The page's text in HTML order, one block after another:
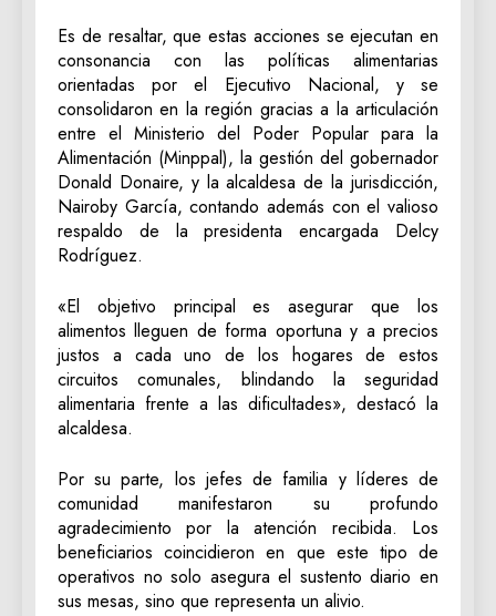
Es de resaltar, que estas acciones se ejecutan en
consonancia con las políticas alimentarias
orientadas por el Ejecutivo Nacional, y se
consolidaron en la región gracias a la articulación
entre el Ministerio del Poder Popular para la
Alimentación (Minppal), la gestión del gobernador
Donald Donaire, y la alcaldesa de la jurisdicción,
Nairoby García, contando además con el valioso
respaldo de la presidenta encargada Delcy
Rodríguez.
«El objetivo principal es asegurar que los
alimentos lleguen de forma oportuna y a precios
justos a cada uno de los hogares de estos
circuitos comunales, blindando la seguridad
alimentaria frente a las dificultades», destacó la
alcaldesa.
Por su parte, los jefes de familia y líderes de
comunidad manifestaron su profundo
agradecimiento por la atención recibida. Los
beneficiarios coincidieron en que este tipo de
operativos no solo asegura el sustento diario en
sus mesas, sino que representa un alivio.